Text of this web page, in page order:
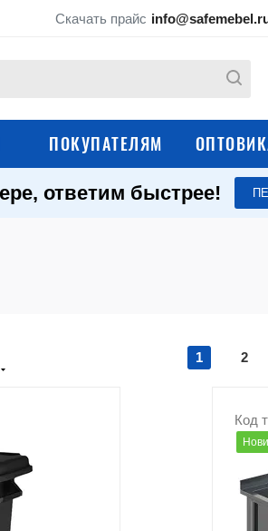
Скачать прайс
ПОКУПАТЕЛЯМ
ответим быстрее!
1 2
Код